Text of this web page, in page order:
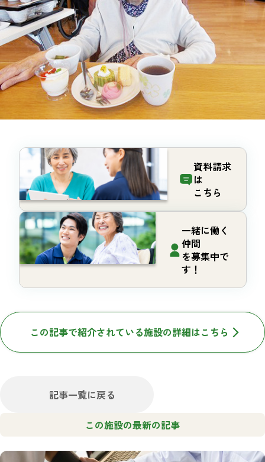
資料請求
は
こちら
一緒に働く
仲間
を募集中で
す！
この記事で紹介されている施設の詳細はこちら
記事一覧に戻る
この施設の最新の記事